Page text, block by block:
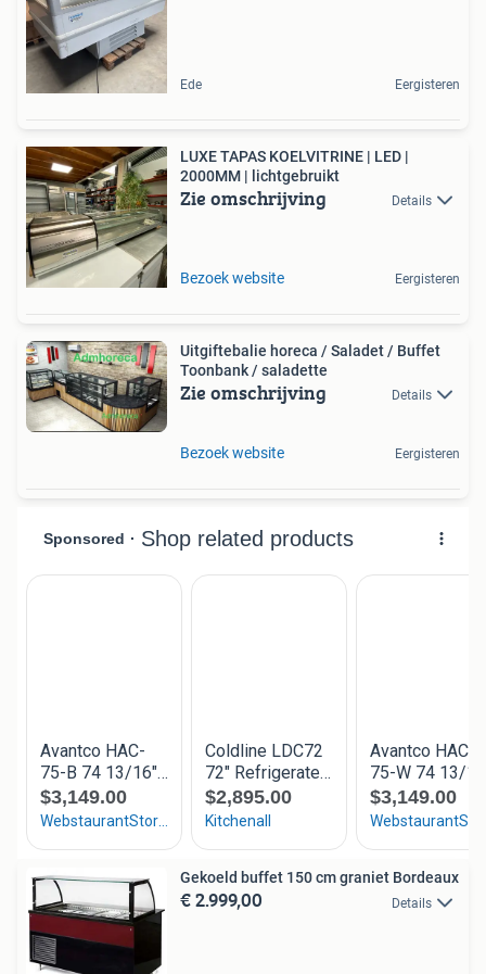
Ede Eergisteren
LUXE TAPAS KOELVITRINE | LED |
2000MM | lichtgebruikt
Zie omschrijving Details
Bezoek website Eergisteren
Uitgiftebalie horeca / Saladet / Buffet
Toonbank / saladette
Zie omschrijving Details
Bezoek website Eergisteren
Gekoeld buffet 150 cm graniet Bordeaux
€ 2.999,00 Details